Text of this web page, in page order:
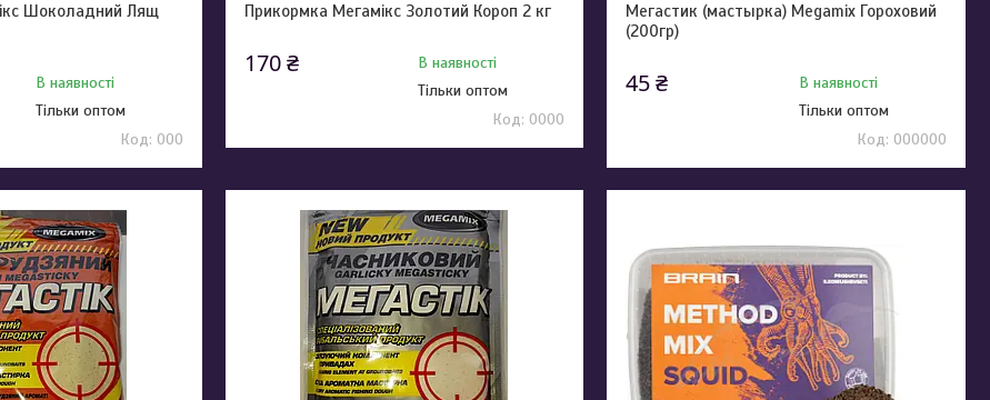
Шоколадний Лящ
В наявності
Тільки оптом
000
Прикормка Мегамікс Золотий Короп 2 кг
170 ₴
В наявності
Тільки оптом
0000
Мегастик (мастырка) Megamix Гороховий
(200гр)
45 ₴
В наявності
Тільки оптом
000000